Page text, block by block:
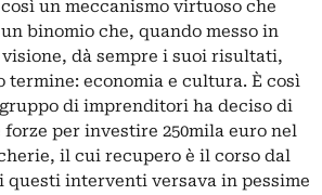
un meccanismo virtuoso che
binomio che, quando messo in
dà sempre i suoi risultati,
termine: economia e cultura. È così
di imprenditori ha deciso di
per investire 250mila euro nel
il cui recupero è il corso dal
questi interventi versava in pessime